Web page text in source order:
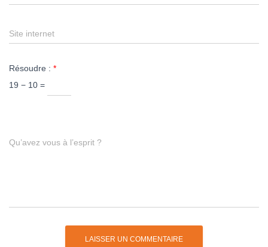
Site internet
Résoudre : *
19 − 10 =
Qu’avez vous à l’esprit ?